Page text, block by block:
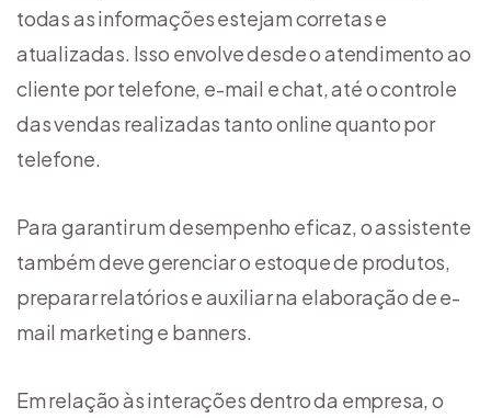
todas as informações estejam corretas e
atualizadas. Isso envolve desde o atendimento ao
cliente por telefone, e-mail e chat, até o controle
das vendas realizadas tanto online quanto por
telefone.
Para garantir um desempenho eficaz, o assistente
também deve gerenciar o estoque de produtos,
preparar relatórios e auxiliar na elaboração de e-
mail marketing e banners.
Em relação às interações dentro da empresa, o